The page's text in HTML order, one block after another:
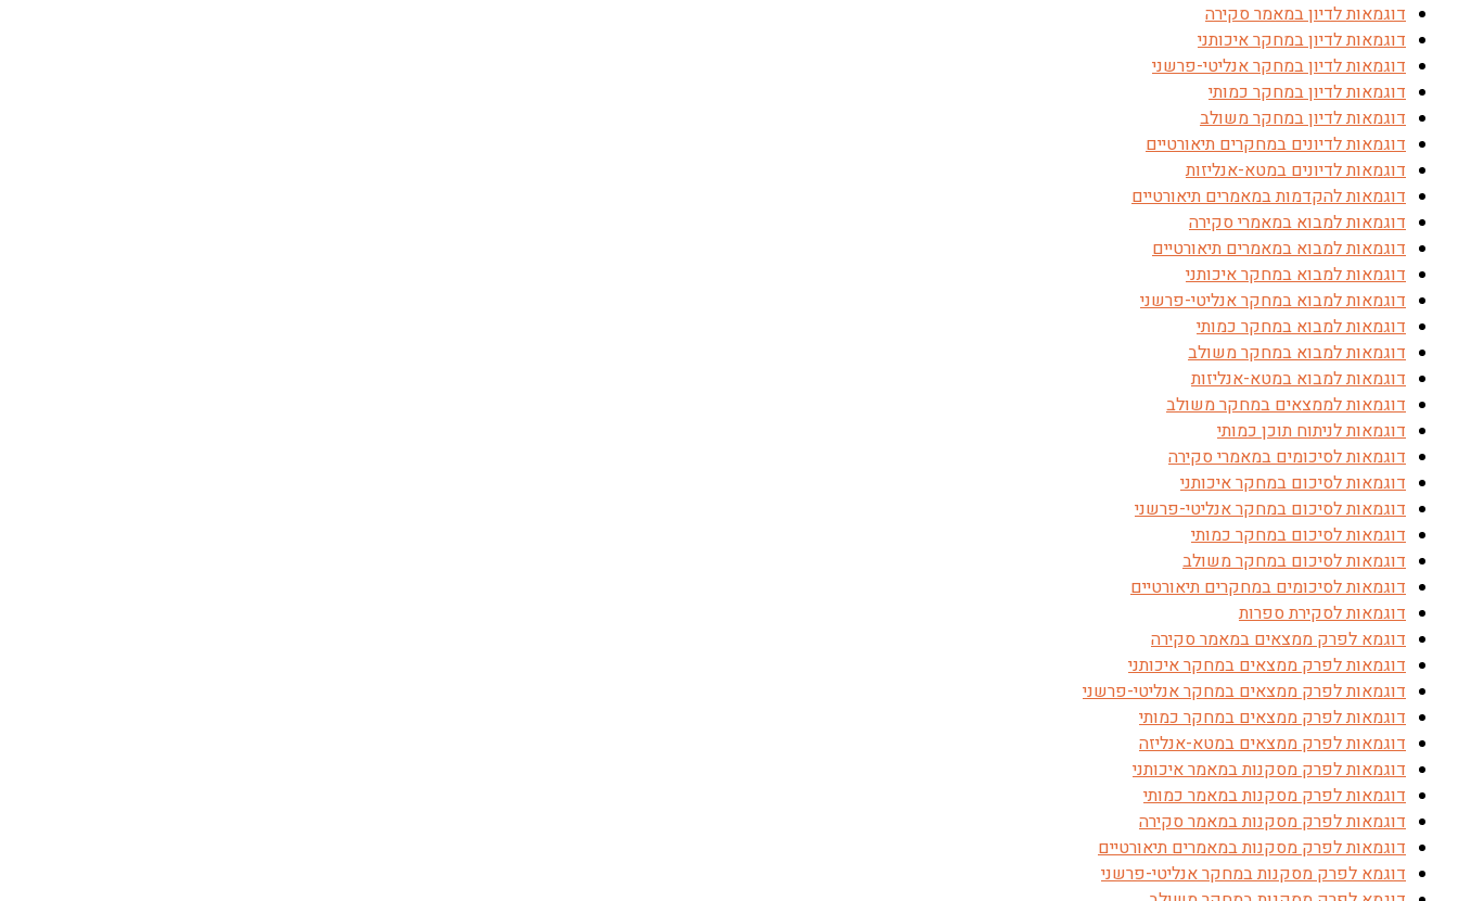
דוגמאות לדיון במאמר סקירה
דוגמאות לדיון במחקר איכותני
דוגמאות לדיון במחקר אנליטי-פרשני
דוגמאות לדיון במחקר כמותי
דוגמאות לדיון במחקר משולב
דוגמאות לדיונים במחקרים תיאורטיים
דוגמאות לדיונים במטא-אנליזות
דוגמאות להקדמות במאמרים תיאורטיים
דוגמאות למבוא במאמרי סקירה
דוגמאות למבוא במאמרים תיאורטיים
דוגמאות למבוא במחקר איכותני
דוגמאות למבוא במחקר אנליטי-פרשני
דוגמאות למבוא במחקר כמותי
דוגמאות למבוא במחקר משולב
דוגמאות למבוא במטא-אנליזות
דוגמאות לממצאים במחקר משולב
דוגמאות לניתוח תוכן כמותי
דוגמאות לסיכומים במאמרי סקירה
דוגמאות לסיכום במחקר איכותני
דוגמאות לסיכום במחקר אנליטי-פרשני
דוגמאות לסיכום במחקר כמותי
דוגמאות לסיכום במחקר משולב
דוגמאות לסיכומים במחקרים תיאורטיים
דוגמאות לסקירת ספרות
דוגמא לפרק ממצאים במאמר סקירה
דוגמאות לפרק ממצאים במחקר איכותני
דוגמאות לפרק ממצאים במחקר אנליטי-פרשני
דוגמאות לפרק ממצאים במחקר כמותי
דוגמאות לפרק ממצאים במטא-אנליזה
דוגמאות לפרק מסקנות במאמר איכותני
דוגמאות לפרק מסקנות במאמר כמותי
דוגמאות לפרק מסקנות במאמר סקירה
דוגמאות לפרק מסקנות במאמרים תיאורטיים
דוגמא לפרק מסקנות במחקר אנליטי-פרשני